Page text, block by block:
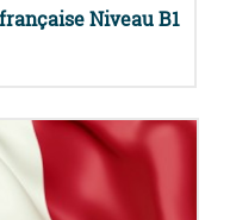
Niveau B1